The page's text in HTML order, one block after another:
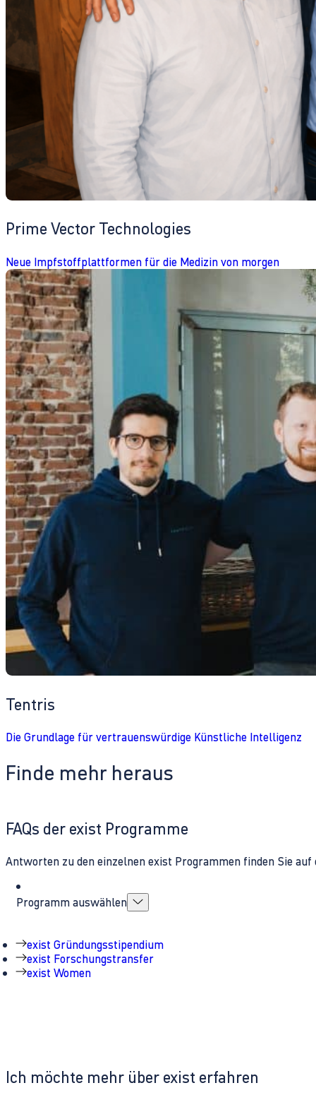
Prime Vector Technologies
Neue Impfstoffplattformen für die Medizin von morgen
Tentris
Die Grundlage für vertrauenswürdige Künstliche Intelligenz
Finde mehr heraus
Ich möchte mehr über exist erfahren
FAQs der exist Programme
Antworten zu den einzelnen exist Programmen finden Sie
Programm auswählen
exist Gründungsstipendium
exist Forschungstransfer
exist Women